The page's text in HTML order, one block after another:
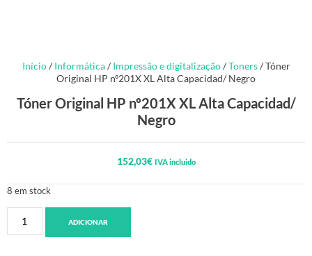
Início/ Informática/ Impressão e digitalização/Toners/ Tóner
Original HP nº201X XL Alta Capacidad/ Negro
Tóner Original HP nº201X XL Alta Capacidad/
Negro
152,03€ IVA incluido
8 em stock
ADICIONAR